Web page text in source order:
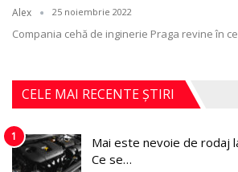
Alex 25 noiembrie 2022
Compania cehă de inginerie Praga revine în
CELE MAI RECENTE ȘTIRI
1
Mai este nevoie de rodaj
Ce se…